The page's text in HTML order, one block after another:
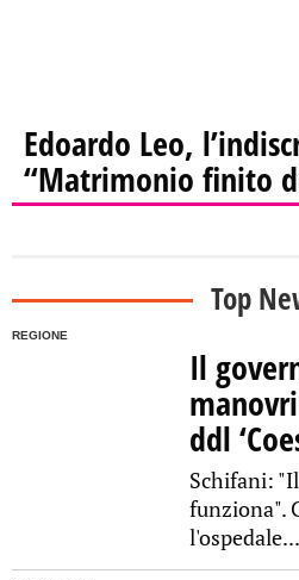
Edoardo Leo,
“Matrimonio finito
Top
REGIONE
Il
ddl
Schifani:
funziona".
l'ospedale...